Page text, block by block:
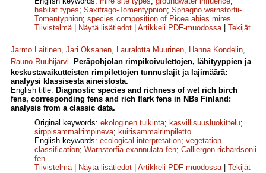
habitat types; Saxifrago-Tomentypnion; Sphagno warnstorfii-
Tomentypnion; species composition of Picea abies mires
Tiivistelmä| Näytä lisätiedot Artikkeli PDF-muodossa| Tekijät
Jarmo Laitinen, Jari Oksanen, Lauralotta Muurinen, Hanna Kondelin,
Rauno Ruuhijärvi. Peräpohjolan rimpikoivulettojen, lähityyppien ja
keskustavaikutteisten rimpilettojen tunnuslajit ja lajimäärä:
analyysi klassisesta aineistosta.
English title: Diagnostic species and richness of wet rich birch
fens, corresponding fens and rich flark fens in NBs Finland:
analysis from a classic data.
Original keywords: ekologinen tulkinta; kasvillisuusluokittelu;
sirppisammalrimpineva; kuirisammalrimpiletto
English keywords: ecological interpretation; vegetation
classification; Warnstorfia exannulata fen; Calliergon richardsonii
fen
Tiivistelmä| Näytä lisätiedot Artikkeli PDF-muodossa| Tekijät